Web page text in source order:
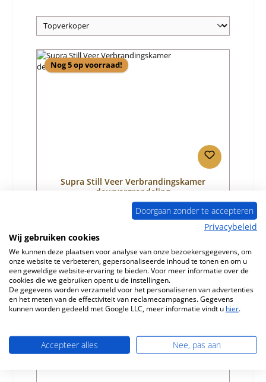
Nog 5 op voorraad!
Supra Still Veer Verbrandingskamer
deurvergrendeling
Productnummer:01058371
Normale prijs:
€ 18,87
Beschikbaar, levertijd: 4-6 dagen
Details
Nog 1 op voorraad!
Doorgaan zonder te accepteren
Privacybeleid
Wij gebruiken cookies
We kunnen deze plaatsen voor analyse van onze bezoekersgegevens, om
onze website te verbeteren, gepersonaliseerde inhoud te tonen en om u
een geweldige website-ervaring te bieden. Voor meer informatie over de
cookies die we gebruiken opent u de instellingen.
De gegevens worden verzameld voor het personaliseren van advertenties
en het meten van de effectiviteit van reclamecampagnes. Gegevens
kunnen worden gedeeld met Google LLC, meer informatie vindt u hier.
Accepteer alles Nee, pas aan